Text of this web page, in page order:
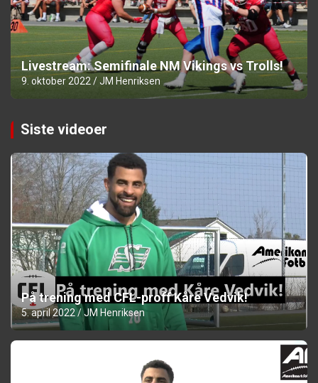
Livestream: Semifinale NM Vikings vs Trolls!
9. oktober 2022 JM Henriksen
Siste videoer
På trening med CFL-proff Kåre Vedvik!
5. april 2022 JM Henriksen